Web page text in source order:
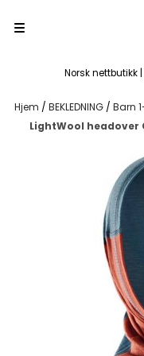
Norsk nettbutikk
Hjem / BEKLEDNING / Barn
LightWool headover